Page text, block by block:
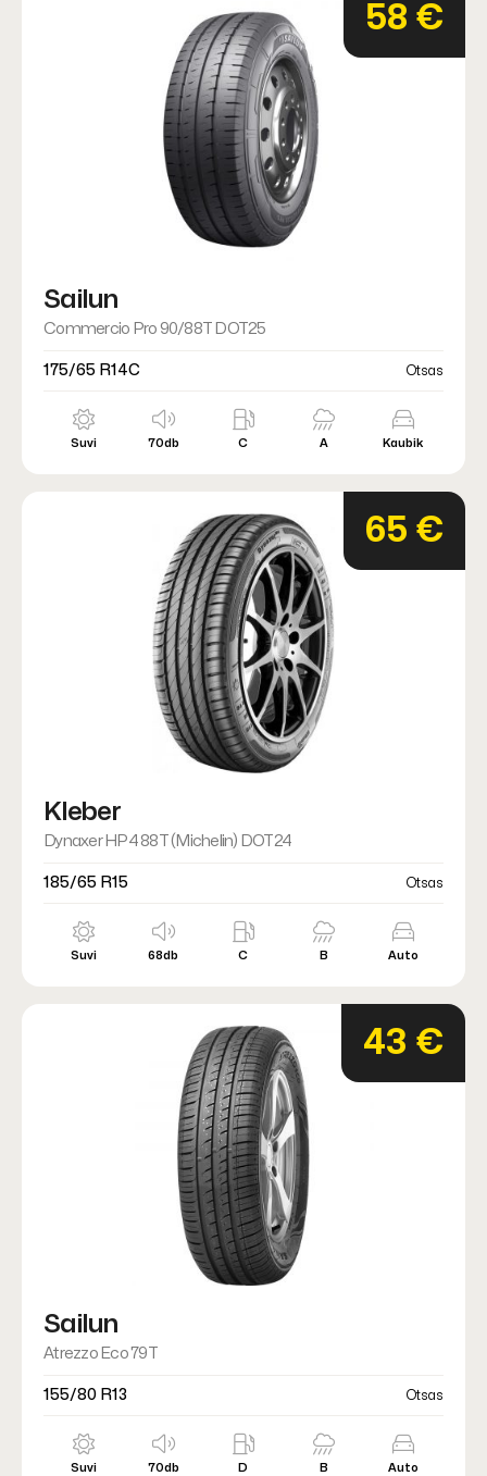
58 €
Sailun
Commercio Pro 90/88T DOT25
175/65 R14C Otsas
Suvi 70db C A Kaubik
65 €
Kleber
Dynaxer HP4 88T (Michelin) DOT24
185/65 R15 Otsas
Suvi 68db C B Auto
43 €
Sailun
Atrezzo Eco 79T
155/80 R13 Otsas
Suvi 70db D B Auto